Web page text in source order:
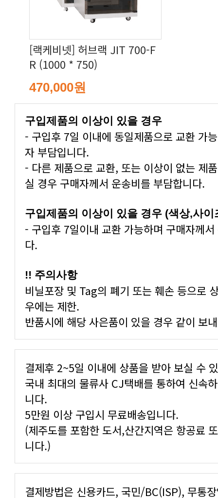
R (1000 * 750)
470,000원
구입제품의 이상이 있을 경우
자 부담입니다.
실 경우 구매자께서 운송비를 부담합니다.
구입제품의 이상이 있을 경우 (색상,사
다.
!! 주의사항
우에는 제한.
반품시에 해당 사은품이 있을 경우 같이 보
결제후 2~5일 이내에 상품을 받아 보실 수
니다.
5만원 이상 구입시 무료배송입니다.
니다.)